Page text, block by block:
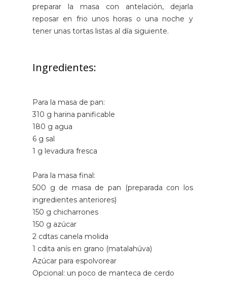
preparar la masa con antelación, dejarla
reposar en frio unos horas o una noche y
tener unas tortas listas al día siguiente.
Ingredientes:
Para la masa de pan:
310 g harina panificable
180 g agua
6 g sal
1 g levadura fresca
Para la masa final:
500 g de masa de pan (preparada con los
ingredientes anteriores)
150 g chicharrones
150 g azúcar
2 cdtas canela molida
1 cdita anís en grano (matalahúva)
Azúcar para espolvorear
Opcional: un poco de manteca de cerdo